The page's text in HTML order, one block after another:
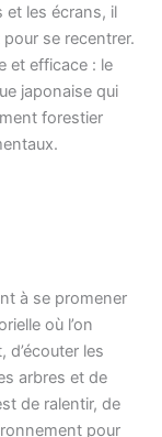
et les écrans, il
se recentrer.
et efficace : le
japonaise qui
forestier
à se promener
où l’on
les
arbres et de
de ralentir, de
pour